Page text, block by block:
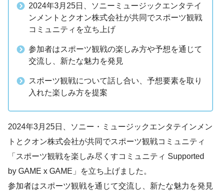
2024年3月25日、ソニーミュージックエンタテイ
ンメントとクオン株式会社が共同でスポーツ観戦
コミュニティを立ち上げ
参加者はスポーツ観戦の楽しみ方や予想を通じて
交流し、新たな魅力を発見
スポーツ観戦について話し合い、予想要素を取り
入れた楽しみ方を提案
2024年3月25日、ソニー・ミュージックエンタテインメン
トとクオン株式会社が共同でスポーツ観戦コミュニティ
「スポーツ観戦を楽しみ尽くすコミュニティ Supported
by GAME x GAME」を立ち上げました。
参加者はスポーツ観戦を通じて交流し、新たな魅力を発見